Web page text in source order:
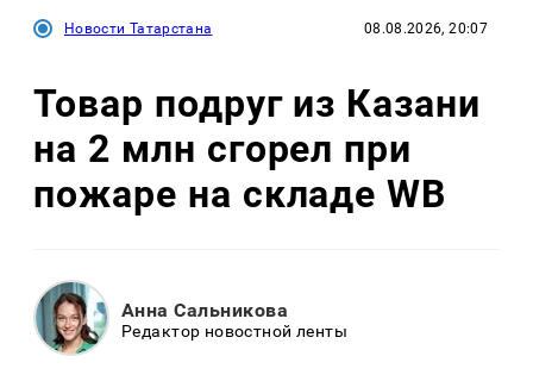
Новости Татарстана 08.08.2026, 20:07
Товар подруг из Казани
на 2 млн сгорел при
пожаре на складе WB
Анна Сальникова
Редактор новостной ленты